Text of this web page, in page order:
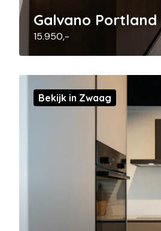
Galvano
15.950,-
Bekijk in Zwaag